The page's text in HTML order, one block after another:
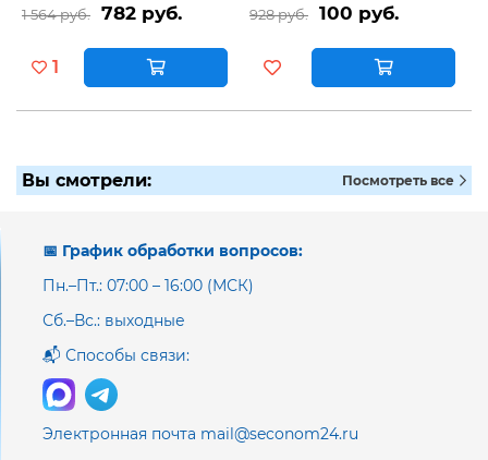
1 564 руб. 782 руб.
1
928 руб. 100 руб.
Вы смотрели: Посмотреть все
📅 График обработки вопросов:
Пн.–Пт.: 07:00 – 16:00 (МСК)
Сб.–Вс.: выходные
📬 Способы связи:
Электронная почта mail@seconom24.ru